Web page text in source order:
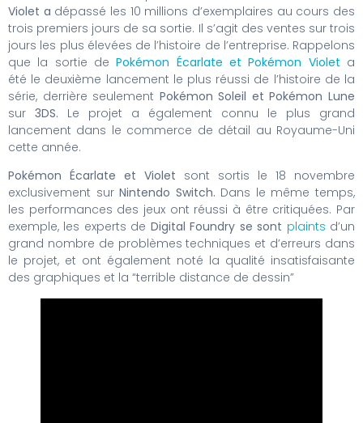
Violet a dépassé les 10 millions d’exemplaires au cours des
trois premiers jours de sa sortie. Il s’agit des ventes sur trois
jours les plus élevées de l’histoire de l’entreprise. Rappelons
que la sortie dePokémon Écarlate et Pokémon Violet a
été le deuxième lancement le plus réussi de l’histoire de la
série, derrière seulement Pokémon Soleil et Pokémon Lune
sur 3DS. Le projet a également connu le plus grand
lancement dans le commerce de détail au Royaume-Uni
cette année.
Pokémon Écarlate et Violet sont sortis le 18 novembre
exclusivement surNintendo Switch. Dans le même temps,
les performances des jeux ont réussi à être critiquées. Par
exemple, les experts de Digital Foundry se sont plaints d’un
grand nombre de problèmes techniques et d’erreurs dans
le projet, et ont également noté la qualité insatisfaisante
des graphiques et la “terrible distance de dessin”